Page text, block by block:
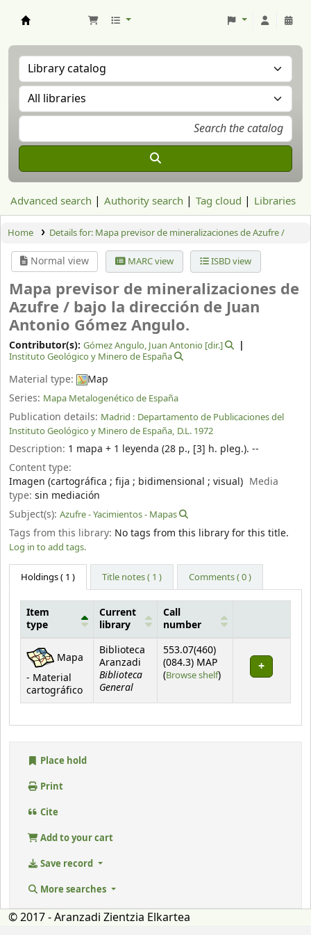
Advanced search Authority search Tag cloud Libraries
Home Details for: Mapa previsor de mineralizaciones de Azufre /
Normal view MARC view ISBD view
Mapa previsor de mineralizaciones de
Azufre / bajo la dirección de Juan
Antonio Gómez Angulo.
Contributor(s): Gómez Angulo, Juan Antonio [dir.]
Instituto Geológico y Minero de España
Material type:
Map
Series: Mapa Metalogenético de España
Publication details: Madrid : Departamento de Publicaciones del
Instituto Geológico y Minero de España, D.L. 1972
Description: 1 mapa + 1 leyenda (28 p., [3] h. pleg.). --
Content type:
Imagen (cartográfica ; fija ; bidimensional ; visual) Media
type: sin mediación
Subject(s): Azufre - Yacimientos - Mapas
Tags from this library: No tags from this library for this title.
Log in to add tags.
Holdings( 1 ) Title notes ( 1 ) Comments ( 0 )
Holdings
Item
type
Current
library
Call
number
Mapa
- Material
cartográfico
Biblioteca
Aranzadi
Biblioteca
General
553.07(460)
(084.3) MAP
(Browse shelf(Opens below)
)
Place hold
Print
Cite
Add to your cart
Save record
More searches
© 2017 - Aranzadi Zientzia Elkartea